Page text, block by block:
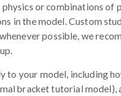
or combinations of
in the model. Custom
possible, we
to your model, including
bracket tutorial model),